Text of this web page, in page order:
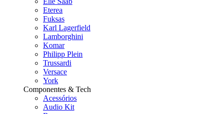
Eterea
Fuksas
Karl Lagerfield
Lamborghini
Komar
Philipp Plein
Trussardi
Versace
York
Componentes & Tech
Acessórios
Audio Kit